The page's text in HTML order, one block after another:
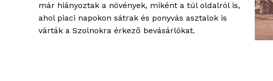
már hiányoztak a növények, miként a túl oldalról is,
ahol piaci napokon sátrak és ponyvás asztalok is
várták a Szolnokra érkező bevásárlókat.